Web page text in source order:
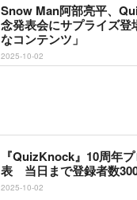
Snow Man阿部亮平、
念発表会にサプライズ登
なコンテンツ」
2025-10-02
『QuizKnock』10周年
表 当日まで登録者数
2025-10-02